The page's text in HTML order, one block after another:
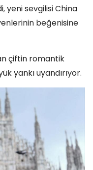
yeni sevgilisi China
beğenisine
çiftin romantik
yankı uyandırıyor.